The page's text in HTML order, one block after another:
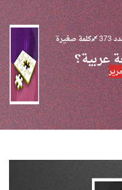
373 كلمة صغيرة
عربية؟